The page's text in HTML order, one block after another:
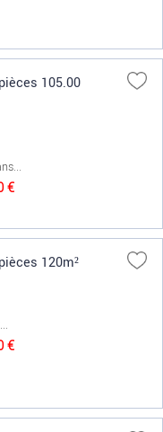
105.00
€
120m²
€